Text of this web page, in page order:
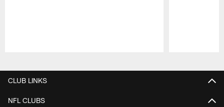
CLUB LINKS
NFL CLUBS